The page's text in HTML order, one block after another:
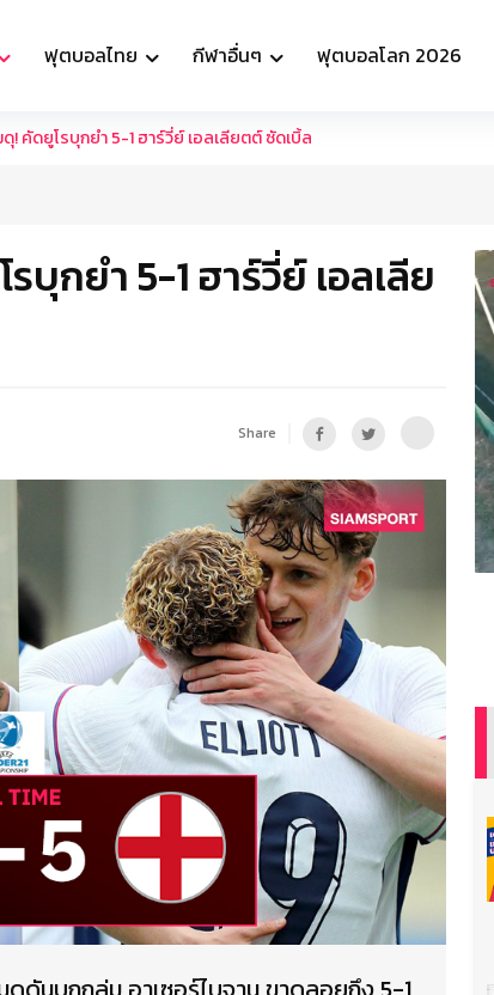
ฟุตบอลไทย กีฬาอื่นๆ ฟุตบอลโลก 2026
! คัดยูโรบุกยำ 5-1 ฮาร์วี่ย์ เอลเลียตต์ ซัดเบิ้ล
กยำ 5-1 ฮาร์วี่ย์ เอลเลีย
Share